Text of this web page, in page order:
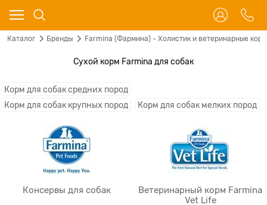
Каталог Бренды Farmina (Фармина) - Холистик и ветеринарные
Сухой корм Farmina для собак
Корм для собак средних пород
Корм для собак крупных пород
Корм для собак мелких пород
Консервы для собак
Ветеринарный корм Farmina
Vet Life